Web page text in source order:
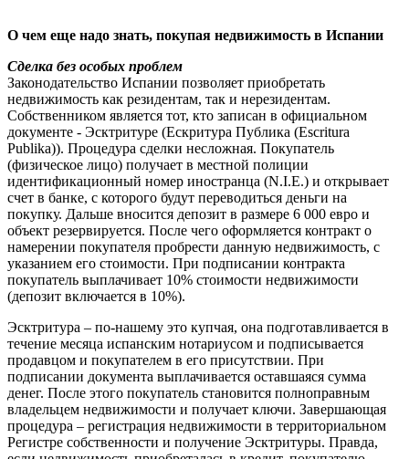
О чем еще надо знать, покупая недвижимость в Испании
Сделка без особых проблем
Законодательство Испании позволяет приобретать
недвижимость как резидентам, так и нерезидентам.
Собственником является тот, кто записан в официальном
документе - Эсктритуре (Ескритура Публика (Escritura
Publika)). Процедура сделки несложная. Покупатель
(физическое лицо) получает в местной полиции
идентификационный номер иностранца (N.I.E.) и открывает
счет в банке, с которого будут переводиться деньги на
покупку. Дальше вносится депозит в размере 6 000 евро и
объект резервируется. После чего оформляется контракт о
намерении покупателя пробрести данную недвижимость, с
указанием его стоимости. При подписании контракта
покупатель выплачивает 10% стоимости недвижимости
(депозит включается в 10%).
Эсктритура – по-нашему это купчая, она подготавливается в
течение месяца испанским нотариусом и подписывается
продавцом и покупателем в его присутствии. При
подписании документа выплачивается оставшаяся сумма
денег. После этого покупатель становится полноправным
владельцем недвижимости и получает ключи. Завершающая
процедура – регистрация недвижимости в территориальном
Регистре собственности и получение Эсктритуры. Правда,